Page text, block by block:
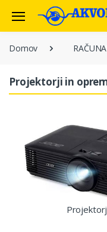
Domov
Projektorji in